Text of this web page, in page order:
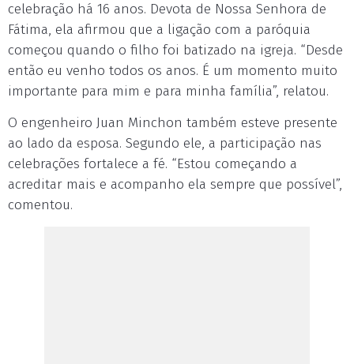
celebração há 16 anos. Devota de Nossa Senhora de
Fátima, ela afirmou que a ligação com a paróquia
começou quando o filho foi batizado na igreja. “Desde
então eu venho todos os anos. É um momento muito
importante para mim e para minha família”, relatou.
O engenheiro Juan Minchon também esteve presente
ao lado da esposa. Segundo ele, a participação nas
celebrações fortalece a fé. “Estou começando a
acreditar mais e acompanho ela sempre que possível”,
comentou.